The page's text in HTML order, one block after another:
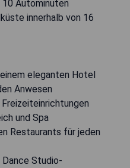
Autominuten
innerhalb von 16
eleganten Hotel
Anwesen
und Spa
Restaurants für jeden
Studio-